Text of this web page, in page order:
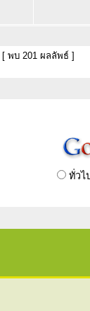
[ พบ 201 ผลลัพธ์ ]
ทั่วไป